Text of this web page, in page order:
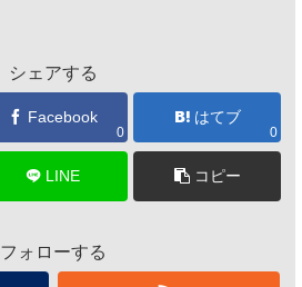
シェアする
Facebook
0
はてブ
0
LINE コピー
フォローする